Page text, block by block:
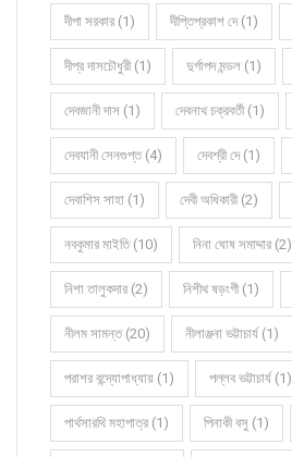
দীপা সরকার (1) দীপ্তিপ্রকাশ দে (1)
দীপ্র দাসচৌধুরী (1) দুর্গাপদ মন্ডল (1)
দেবজানী দাস (1) দেবনাথ চক্রবর্তী (1)
দেবযানী সেনগুপ্ত (4) দেবশ্রী দে (1)
দেবাশিস সাহা (1) দেবী অধিকারী (2)
নবকুমার মাইতি (10) নিনা ঘোষ সমাদ্দার (2)
নিশা তালুকদার (2) নিশীথ ষড়ংগী (1)
নীলম সামন্ত (20) নীলাঞ্জনা ভট্টাচার্য (1)
পরাশর বন্দ্যোপাধ্যায় (1) পল্লব ভট্টাচার্য (1)
পার্থসারথি মহাপাত্র (1) পিনাকী বসু (1)